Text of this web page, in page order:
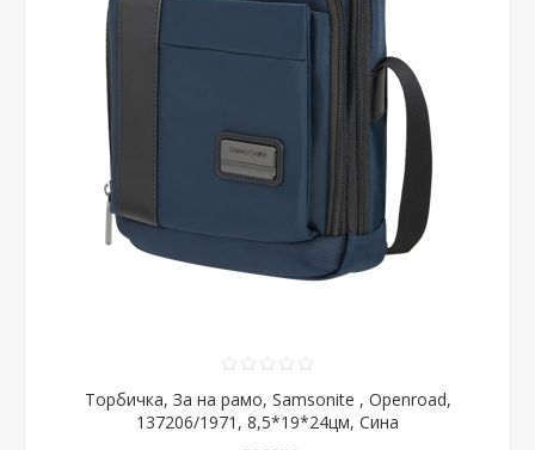
Торбичка, За на рамо, Samsonite , Openroad,
137206/1971, 8,5*19*24цм, Сина